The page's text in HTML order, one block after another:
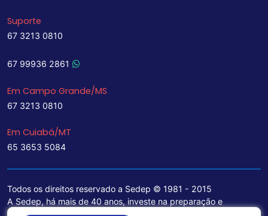
Suporte
67 3213 0810
67 99936 2861
Em Campo Grande/MS
67 3213 0810
Em Cuiabá/MT
65 3653 5084
Todos os direitos reservado a Sedep © 1981 - 2015
A Sedep, há mais de 40 anos, investe na preparação e